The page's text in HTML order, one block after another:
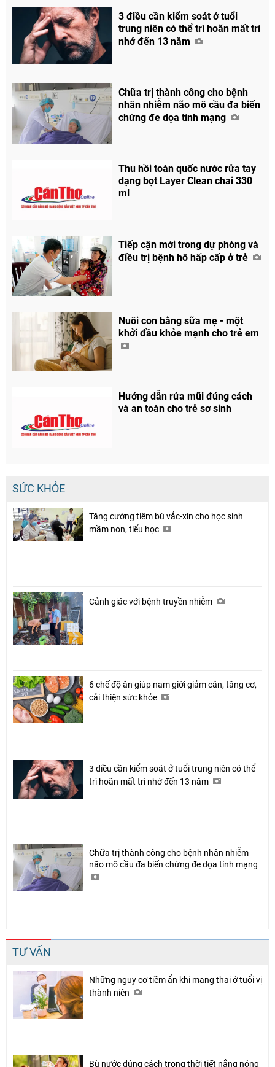
Chia sẻ
3 điều cần kiểm soát ở tuổi
trung niên có thể trì hoãn mất trí
nhớ đến 13 năm
Chữa trị thành công cho bệnh
nhân nhiễm não mô cầu đa biến
chứng đe dọa tính mạng
Thu hồi toàn quốc nước rửa tay
dạng bọt Layer Clean chai 330
ml
Tiếp cận mới trong dự phòng và
điều trị bệnh hô hấp cấp ở trẻ
Nuôi con bằng sữa mẹ - một
khởi đầu khỏe mạnh cho trẻ em
Hướng dẫn rửa mũi đúng cách
và an toàn cho trẻ sơ sinh
SỨC KHỎE
Tăng cường tiêm bù vắc-xin cho học sinh
mầm non, tiểu học
Cảnh giác với bệnh truyền nhiễm
6 chế độ ăn giúp nam giới giảm cân, tăng cơ,
cải thiện sức khỏe
3 điều cần kiểm soát ở tuổi trung niên có thể
trì hoãn mất trí nhớ đến 13 năm
Chữa trị thành công cho bệnh nhân nhiễm
não mô cầu đa biến chứng đe dọa tính mạng
TƯ VẤN
Những nguy cơ tiềm ẩn khi mang thai ở tuổi vị
thành niên
Bù nước đúng cách trong thời tiết nắng nóng